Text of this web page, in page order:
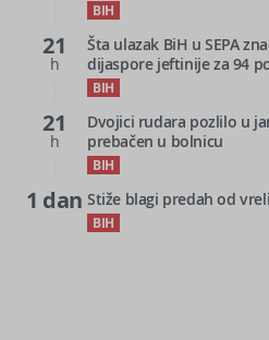
BIH
21
h
Šta ulazak BiH u SEPA
dijaspore jeftinije za 94
BIH
21
h
Dvojici rudara pozlilo u
prebačen u bolnicu
BIH
1 dan Stiže blagi predah od
BIH